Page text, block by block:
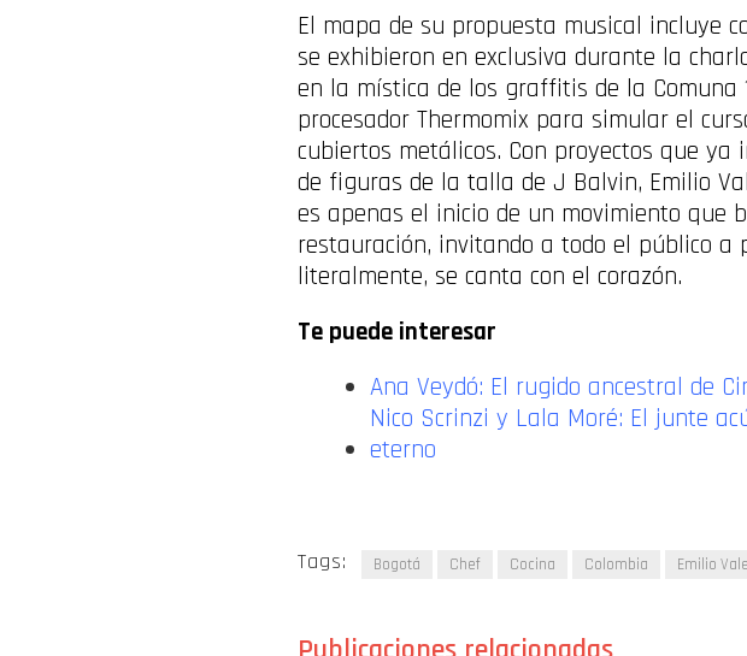
El mapa de su propuesta musical incluye
se exhibieron en exclusiva durante la
en la mística de los graffitis de la
procesador Thermomix para simular el
cubiertos metálicos. Con proyectos que
de figuras de la talla de J Balvin, Emilio
es apenas el inicio de un movimiento que
restauración, invitando a todo el público a
literalmente, se canta con el corazón.
Te puede interesar
Ana Veydó: El rugido ancestral de
Nico Scrinzi y Lala Moré: El junte
eterno
Tags: Bogotá Chef Cocina Colombia Emilio